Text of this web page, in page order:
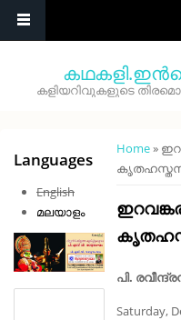
കളിയറിവുകളുടെ
You are
Home»
പി.
Saturday,
Languages
English
മലയാളം